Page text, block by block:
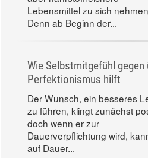
Lebensmittel zu sich
Denn ab Beginn der...
Wie Selbstmitgefühl gegen
Perfektionismus hilft
Der Wunsch, ein besseres
zu führen, klingt zunächst
doch wenn er zur
Dauerverpflichtung wird,
auf Dauer...